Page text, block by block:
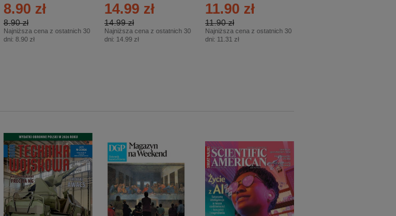
8.90 zł
8.90 zł
Najniższa cena z ostatnich 30
dni: 8.90 zł
14.99 zł
14.99 zł
Najniższa cena z ostatnich 30
dni: 14.99 zł
11.90 zł
11.90 zł
Najniższa cena z ostatnich 30
dni: 11.31 zł